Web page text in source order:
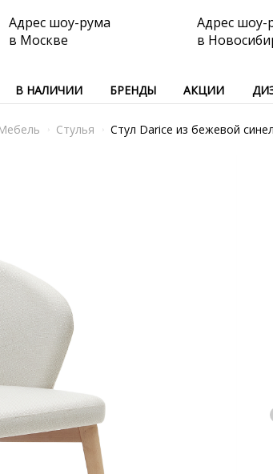
Адрес шоу-рума
в Москве
Адрес шоу-
в
В НАЛИЧИИ БРЕНДЫ АКЦИИ
Стулья Стул Darice из бежевой